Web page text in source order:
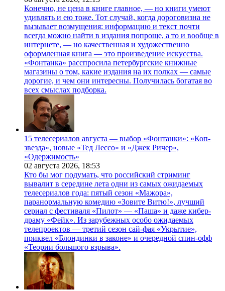
Конечно, не цена в книге главное, — но книги умеют
удивлять и ею тоже. Тот случай, когда дороговизна не
вызывает возмущения: информацию и текст почти
всегда можно найти в издания попроще, а то и вообще в
интернете, — но качественная и художественно
оформленная книга — это произведение искусства.
«Фонтанка» расспросила петербургские книжные
магазины о том, какие издания на их полках — самые
дорогие, и чем они интересны. Получилась богатая во
всех смыслах подборка.
15 телесериалов августа — выбор «Фонтанки»: «Коп-
звезда», новые «Тед Лессо» и «Джек Ричер»,
«Одержимость»
02 августа 2026, 18:53
Кто бы мог подумать, что российский стриминг
вывалит в середине лета одни из самых ожидаемых
телесериалов года: пятый сезон «Мажора»,
паранормальную комедию «Зовите Витю!», лучший
сериал с фестиваля «Пилот» — «Паша» и даже кибер-
драму «Фейк». Из зарубежных особо ожидаемых
телепроектов — третий сезон сай-фая «Укрытие»,
приквел «Блондинки в законе» и очередной спин-офф
«Теории большого взрыва».